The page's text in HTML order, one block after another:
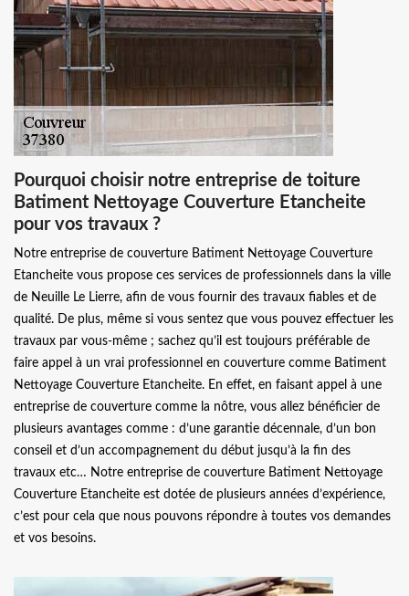
Pourquoi choisir notre entreprise de toiture
Batiment Nettoyage Couverture Etancheite
pour vos travaux ?
Notre entreprise de couverture Batiment Nettoyage Couverture
Etancheite vous propose ces services de professionnels dans la ville
de Neuille Le Lierre, afin de vous fournir des travaux fiables et de
qualité. De plus, même si vous sentez que vous pouvez effectuer les
travaux par vous-même ; sachez qu’il est toujours préférable de
faire appel à un vrai professionnel en couverture comme Batiment
Nettoyage Couverture Etancheite. En effet, en faisant appel à une
entreprise de couverture comme la nôtre, vous allez bénéficier de
plusieurs avantages comme : d’une garantie décennale, d’un bon
conseil et d’un accompagnement du début jusqu’à la fin des
travaux etc… Notre entreprise de couverture Batiment Nettoyage
Couverture Etancheite est dotée de plusieurs années d’expérience,
c’est pour cela que nous pouvons répondre à toutes vos demandes
et vos besoins.